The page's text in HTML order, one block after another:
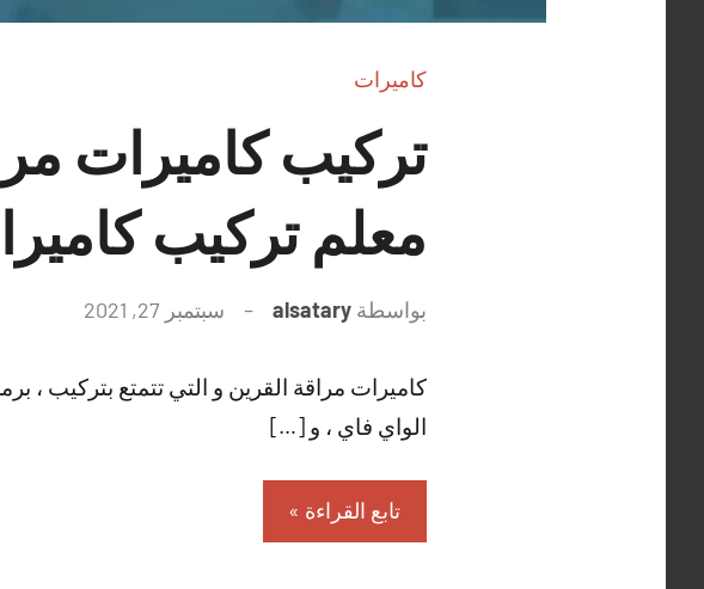
كاميرات
معلم تركيب
بواسطة alsatary سبتمبر 27, 2021
تعليقات
كاميرات مراقة القرين و التي تتمتع بتركيب ،
الواي فاي ، و […]
تابع القراءة